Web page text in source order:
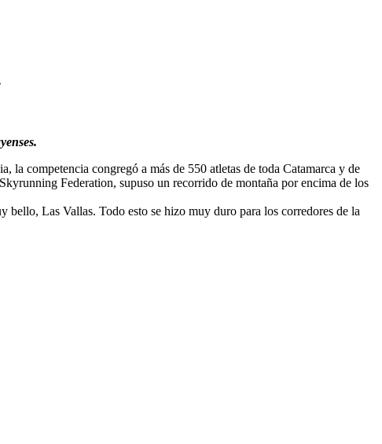
competencia congregó a más de 550 atletas de toda Catamarca y de
Federation, supuso un recorrido de montaña por encima de los
bello, Las Vallas. Todo esto se hizo muy duro para los corredores de la